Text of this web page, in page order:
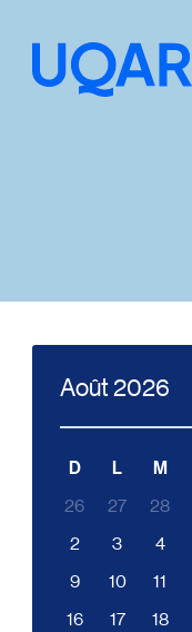
Août2026
D L M
26 27 28
2
3 4
9
10 11
16
17 18